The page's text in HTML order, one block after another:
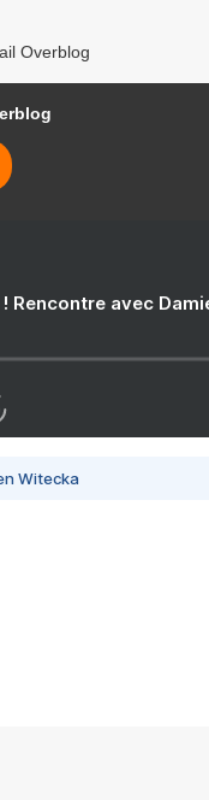
Overblog
Rencontre avec
Witecka